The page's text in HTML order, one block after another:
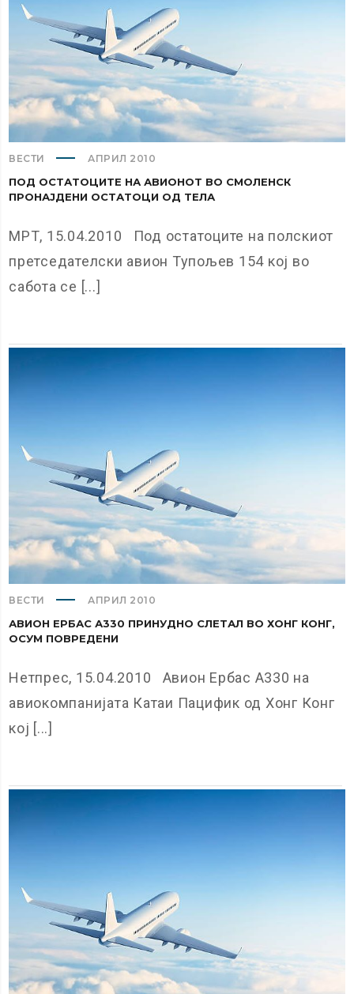
ВЕСТИ АПРИЛ 2010
ПОД ОСТАТОЦИТЕ НА АВИОНОТ ВО СМОЛЕНСК
ПРОНАЈДЕНИ ОСТАТОЦИ ОД ТЕЛА
МРТ, 15.04.2010 Под остатоците на полскиот
претседателски авион Тупољев 154 кој во
сабота се [...]
ВЕСТИ АПРИЛ 2010
АВИОН ЕРБАС А330 ПРИНУДНО СЛЕТАЛ ВО ХОНГ КОНГ,
ОСУМ ПОВРЕДЕНИ
Нетпрес, 15.04.2010 Авион Ербас А330 на
авиокомпанијата Катаи Пацифик од Хонг Конг
кој [...]